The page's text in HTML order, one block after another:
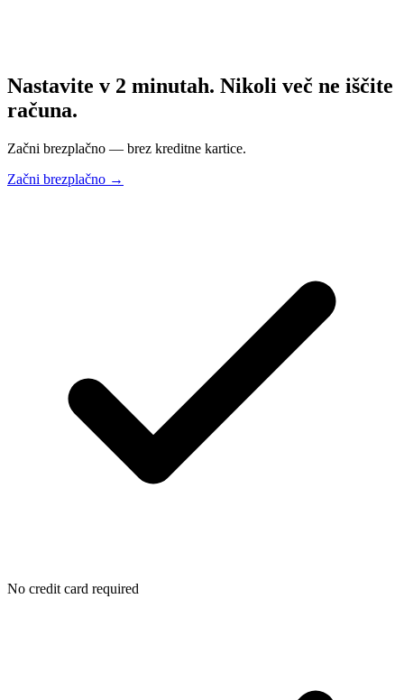
Nastavite v 2 minutah. Nikoli več ne iščite
računa.
Začni brezplačno — brez kreditne kartice.
Začni brezplačno →
No credit card required